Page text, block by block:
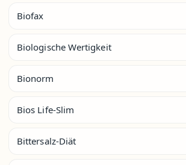
Biofax
Biologische Wertigkeit
Bionorm
Bios Life-Slim
Bittersalz-Diät